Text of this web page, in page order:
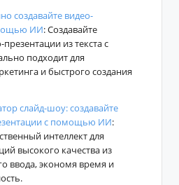
создавайте видео-
ИИ: Создавайте
из текста с
подходит для
и быстрого создания
слайд-шоу: создавайте
с помощью ИИ:
интеллект для
высокого качества из
ввода, экономя время и